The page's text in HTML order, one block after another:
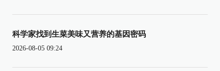
科学家找到生菜美味又营养的基因密码
2026-08-05 09:24